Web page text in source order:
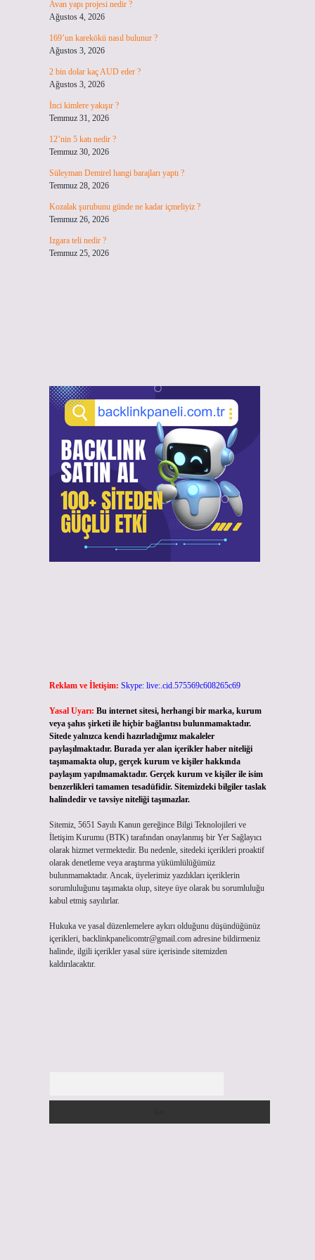
Avan yapı projesi nedir ?
Ağustos 4, 2026
169’un karekökü nasıl bulunur ?
Ağustos 3, 2026
2 bin dolar kaç AUD eder ?
Ağustos 3, 2026
İnci kimlere yakışır ?
Temmuz 31, 2026
12’nin 5 katı nedir ?
Temmuz 30, 2026
Süleyman Demirel hangi barajları yaptı ?
Temmuz 28, 2026
Kozalak şurubunu günde ne kadar içmeliyiz ?
Temmuz 26, 2026
Izgara teli nedir ?
Temmuz 25, 2026
Reklam ve İletişim: Skype: live:.cid.575569c608265c69
Yasal Uyarı: Bu internet sitesi, herhangi bir marka, kurum
veya şahıs şirketi ile hiçbir bağlantısı bulunmamaktadır.
Sitede yalnızca kendi hazırladığımız makaleler
paylaşılmaktadır. Burada yer alan içerikler haber niteliği
taşımamakta olup, gerçek kurum ve kişiler hakkında
paylaşım yapılmamaktadır. Gerçek kurum ve kişiler ile isim
benzerlikleri tamamen tesadüfidir. Sitemizdeki bilgiler taslak
halindedir ve tavsiye niteliği taşımazlar.
Sitemiz, 5651 Sayılı Kanun gereğince Bilgi Teknolojileri ve
İletişim Kurumu (BTK) tarafından onaylanmış bir Yer Sağlayıcı
olarak hizmet vermektedir. Bu nedenle, sitedeki içerikleri proaktif
olarak denetleme veya araştırma yükümlülüğümüz
bulunmamaktadır. Ancak, üyelerimiz yazdıkları içeriklerin
sorumluluğunu taşımakta olup, siteye üye olarak bu sorumluluğu
kabul etmiş sayılırlar.
Hukuka ve yasal düzenlemelere aykırı olduğunu düşündüğünüz
içerikleri, backlinkpanelicomtr@gmail.comadresine bildirmeniz
halinde, ilgili içerikler yasal süre içerisinde sitemizden
kaldırılacaktır.